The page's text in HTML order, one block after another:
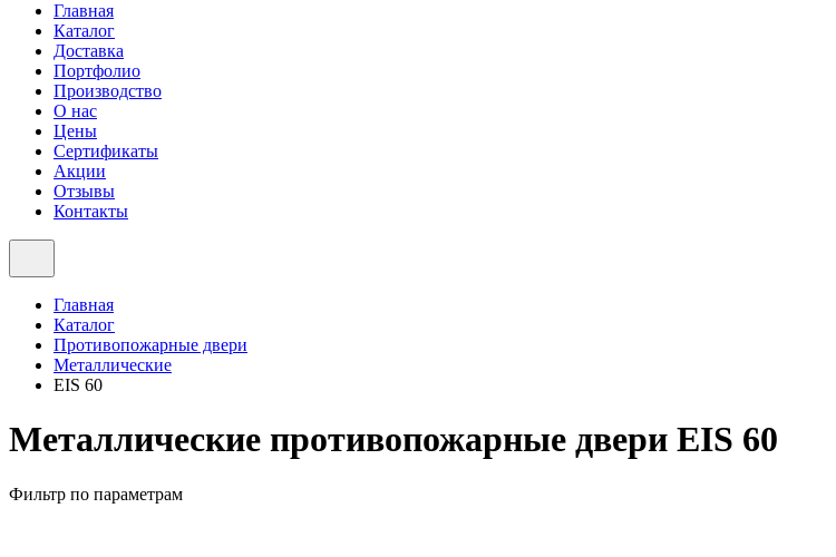
Главная
Каталог
Доставка
Портфолио
Производство
О нас
Цены
Сертификаты
Акции
Отзывы
Контакты
Главная
Каталог
Противопожарные двери
Металлические
EIS 60
Металлические противопожарные двери EIS 60
Фильтр по параметрам